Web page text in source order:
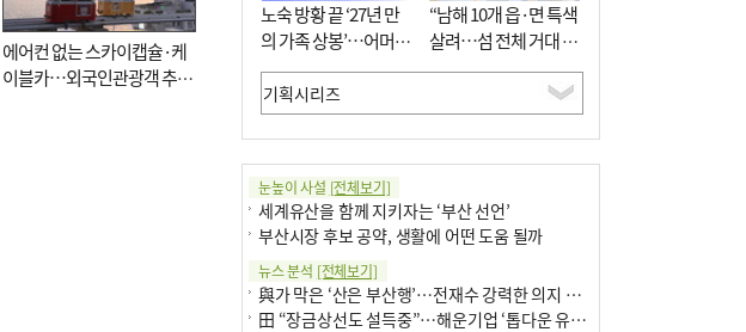
에어컨 없는 스카이캡슐·케
이블카…외국인관광객 추억
노숙 방황 끝 ‘27년 만
의 가족 상봉’…어머니
와 행복 꿈꿔
“남해 10개 읍·면 특색
살려…섬 전체 거대 정
원으로 조성”
눈높이 사설 [전체보기]
세계유산을 함께 지키자는 ‘부산 선언’
부산시장 후보 공약, 생활에 어떤 도움 될까
뉴스 분석 [전체보기]
與가 막은 ‘산은 부산행’…전재수 강력한 의지 표명 없인 공염불
田 “장금상선도 설득중”…해운기업 ‘톱다운 유치전’ 가속